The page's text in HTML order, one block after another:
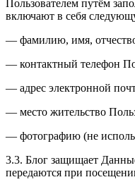
Пользователем путём
включают в себя
— фамилию, имя, отчество
— контактный телефон
— адрес электронной
— место жительство
— фотографию (не
3.3. Блог защищает
передаются при